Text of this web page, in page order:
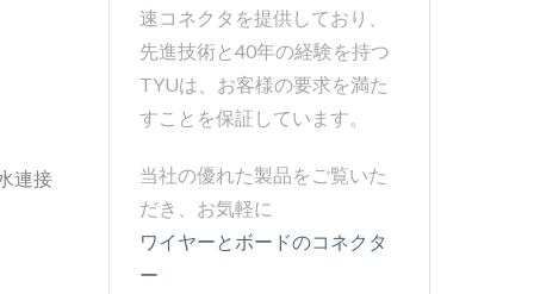
連接
速コネクタを提供しており、
先進技術と40年の経験を持つ
TYUは、お客様の要求を満た
すことを保証しています。
当社の優れた製品をご覧いた
だき、お気軽に
ワイヤーとボードのコネクタ
ー